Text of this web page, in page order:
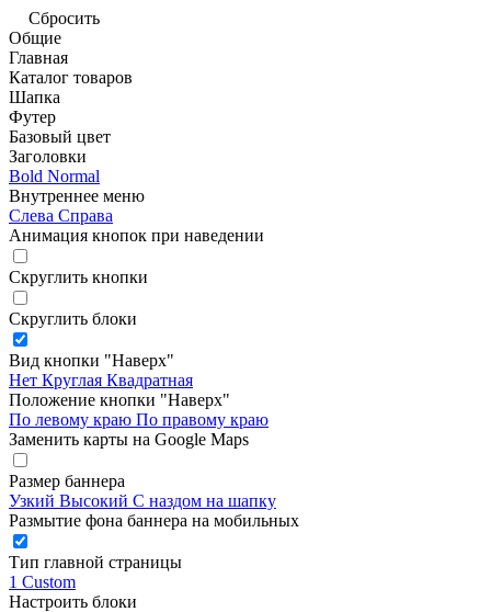
Сбросить
Общие
Главная
Каталог товаров
Шапка
Футер
Базовый цвет
Заголовки
Bold Normal
Внутреннее меню
Слева Справа
Анимация кнопок при наведении
Скруглить кнопки
Скруглить блоки
Вид кнопки "Наверх"
Нет Круглая Квадратная
Положение кнопки "Наверх"
По левому краю По правому краю
Заменить карты на Google Maps
Размер баннера
Узкий Высокий С наздом на шапку
Размытие фона баннера на мобильных
Тип главной страницы
1 Custom
Настроить блоки